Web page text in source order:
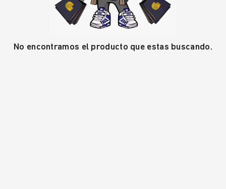
No encontramos el producto que estas buscando.